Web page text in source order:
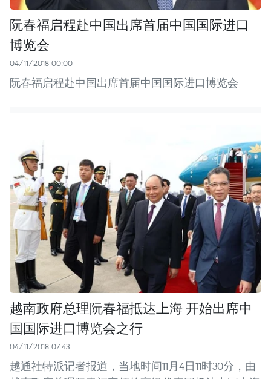
阮春福启程赴中国出席首届中国国际进口
博览会
04/11/2018 00:00
阮春福启程赴中国出席首届中国国际进口博览会
越南政府总理阮春福抵达上海 开始出席中
国国际进口博览会之行
04/11/2018 07:43
越通社特派记者报道，当地时间11月4日11时30分，由